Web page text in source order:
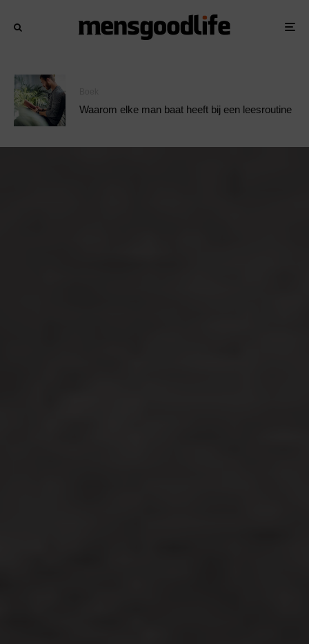
Waarom elke man baat heeft bij een leesroutine